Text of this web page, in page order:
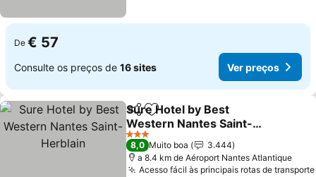
De € 57
Consulte os preços de 16 sites Ver preços
PartilharAdicionar aos favoritos
Sure Hotel by Best
Western Nantes Saint-
Herblain
3 Estrelas
8,0 Muito boa
3.444
a 8.4 km de Aéroport Nantes Atlantique
Acesso fácil às principais rotas de transporte